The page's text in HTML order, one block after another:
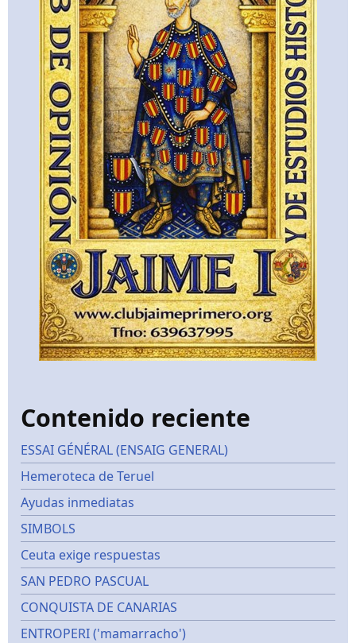
Contenido reciente
ESSAI GÉNÉRAL (ENSAIG GENERAL)
Hemeroteca de Teruel
Ayudas inmediatas
SIMBOLS
Ceuta exige respuestas
SAN PEDRO PASCUAL
CONQUISTA DE CANARIAS
ENTROPERI ('mamarracho')